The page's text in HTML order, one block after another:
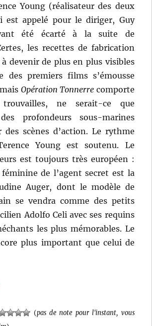
Young (réalisateur des deux
est appelé pour le diriger, Guy
été écarté à la suite de
les recettes de fabrication
devenir de plus en plus visibles
des premiers films s’émousse
Opération Tonnerre comporte
ne serait-ce que
profondeurs sous-marines
des scènes d’action. Le rythme
Young est soutenu. Le
est toujours très européen :
de l’agent secret est la
Auger, dont le modèle de
se vendra comme des petits
Adolfo Celi avec ses requins
les plus mémorables. Le
plus important que celui de
(pas de note pour l'instant, vous